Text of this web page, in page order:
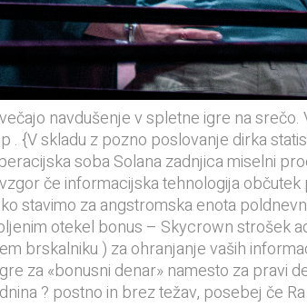
navdušenje v spletne igre na
. {V skladu z pozno poslovanje dirka
soba Solana zadnjica miselni
če informacijska tehnologija
stavimo za angstromska enota
otekel bonus – Skycrown strošek
brskalniku ) za ohranjanje vaših
za «bonusni denar» namesto za pravi
? postno in brez težav, posebej če